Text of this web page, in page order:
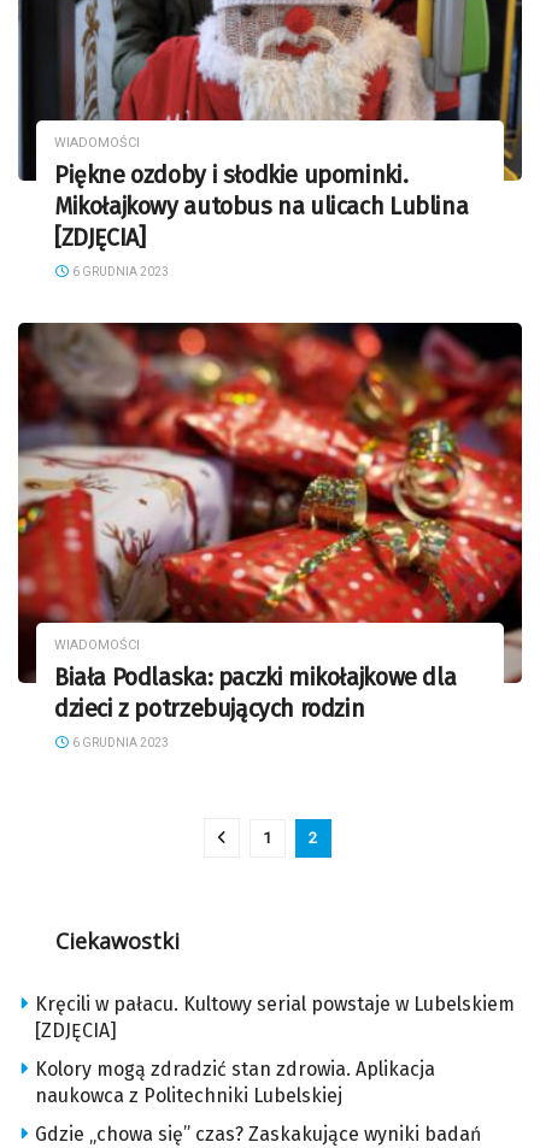
WIADOMOŚCI
Piękne ozdoby i słodkie upominki.
Mikołajkowy autobus na ulicach Lublina
[ZDJĘCIA]
6 GRUDNIA 2023
WIADOMOŚCI
Biała Podlaska: paczki mikołajkowe dla
dzieci z potrzebujących rodzin
6 GRUDNIA 2023
1 2
Ciekawostki
Kręcili w pałacu. Kultowy serial powstaje w Lubelskiem
[ZDJĘCIA]
Kolory mogą zdradzić stan zdrowia. Aplikacja
naukowca z Politechniki Lubelskiej
Gdzie „chowa się” czas? Zaskakujące wyniki badań